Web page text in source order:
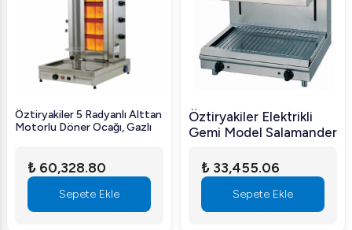
Öztiryakiler 5 Radyanlı Alttan
Motorlu Döner Ocağı, Gazlı
₺ 60,328.80
Sepete Ekle
Öztiryakiler Elektrikli
Gemi Model Salamander
₺ 33,455.06
Sepete Ekle